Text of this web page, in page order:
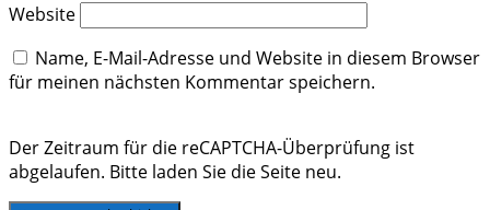
Website
Name, E-Mail-Adresse und Website in diesem Browser
für meinen nächsten Kommentar speichern.
Der Zeitraum für die reCAPTCHA-Überprüfung ist
abgelaufen. Bitte laden Sie die Seite neu.